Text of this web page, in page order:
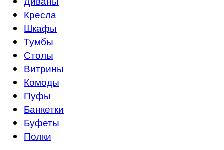
Кресла
Шкафы
Тумбы
Столы
Витрины
Комоды
Пуфы
Банкетки
Буфеты
Полки